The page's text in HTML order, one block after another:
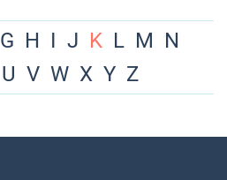
G H I J K L M N
U V W X Y Z